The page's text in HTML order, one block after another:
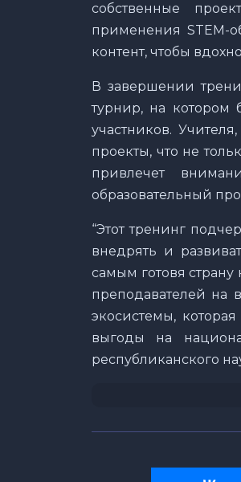
собственные
применения STEM-
контент, чтобы
В завершении
турнир, на котором
участников.
проекты, что не
привлечет
образовательный
“Этот тренинг
внедрять и
самым готовя
преподавателей на
экосистемы,
выгоды на
республиканского